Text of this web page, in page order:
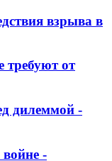
взрыва в
требуют от
дилеммой -
-